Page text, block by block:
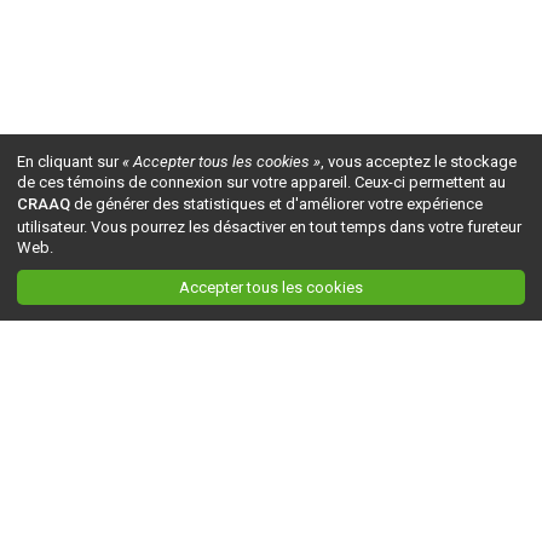
En cliquant sur« Accepter tous les cookies », vous acceptez le stockage
de ces témoins de connexion sur votre appareil. Ceux-ci permettent au
CRAAQ de générer des statistiques et d'améliorer votre expérience
utilisateur. Vous pourrez les désactiver en tout temps dans votre fureteur
Web.
Accepter tous les cookies